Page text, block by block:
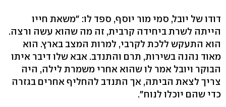
דודו של יובל, סמי מור יוסף, ספד לו: "משאת חייו
הייתה לשרת ביחידה קרבית, זה מה שהוא עשה ורצה.
הוא התעקש ללכת לקרבי, למרות המצב בארץ. הוא
מאוד נהנה בשירות, תרם והתנדב. אבא שלו דיבר איתו
הבוקר ויובל אמר לו שהוא אחרי משמרת לילה, היה
צריך לצאת הביתה, אך התנדב להחליף אחרים בגזרה
כדי שהם יוכלו לנוח".